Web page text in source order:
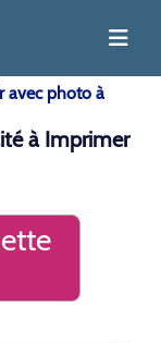
avec photo à
à Imprimer